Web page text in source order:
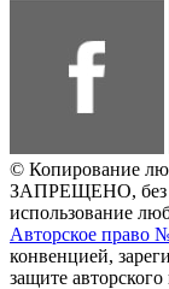
© Копирование
ЗАПРЕЩЕНО, без
использование
Авторское право
конвенцией,
защите